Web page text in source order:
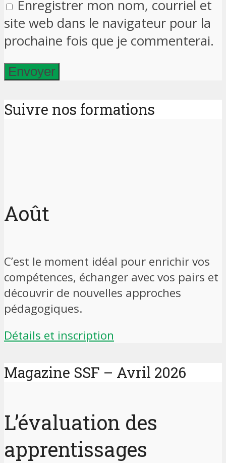
Enregistrer mon nom, courriel et
site web dans le navigateur pour la
prochaine fois que je commenterai.
Suivre nos formations
Août
C’est le moment idéal pour enrichir vos
compétences, échanger avec vos pairs et
découvrir de nouvelles approches
pédagogiques.
Détails et inscription
Magazine SSF – Avril 2026
L’évaluation des
apprentissages